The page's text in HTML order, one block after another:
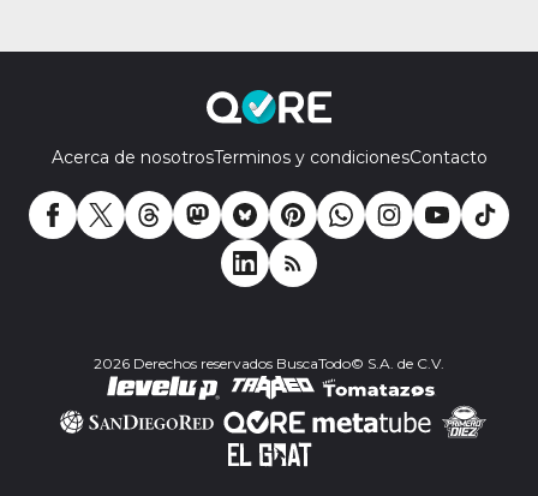
Acerca de nosotrosTerminos y condicionesContacto
2026 Derechos reservados BuscaTodo© S.A. de C.V.